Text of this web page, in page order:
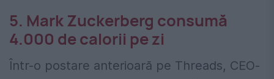
5. Mark Zuckerberg consumă
4.000 de calorii pe zi
Într-o postare anterioară pe Threads, CEO-